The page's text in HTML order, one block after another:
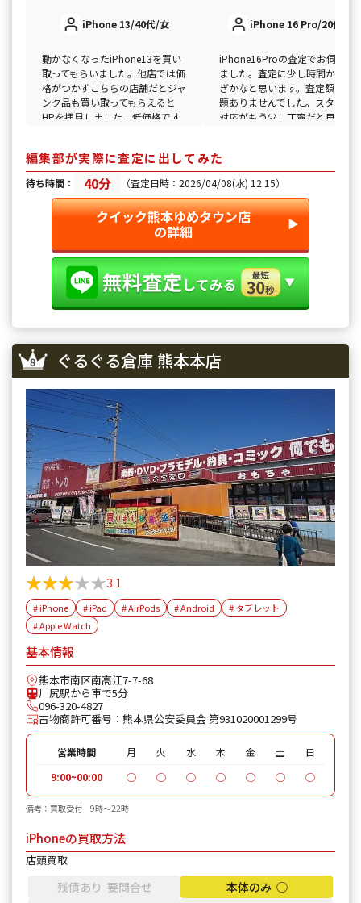
iPhone 13/40代/女
動かなくなったiPhone13を買い
取ってもらいました。他店では価
格がつかずこちらの店舗だとジャ
ンク品も買い取ってもらえると
HPを拝見しました。低価格です
iPhone 16 Pro/20代/男
iPhone16Proの査定でお伺いし
ました。査定に少し時間かかり
ぎかなと思います。査定額には
題ありませんでした。スタッフ
対応がもう少し丁寧だと良かっ
編集部が実際に査定に出してみた
待ち時間： 40分 （査定日時：2026/04/08(水) 12:15）
クイック熊本ゆめタウン店
の詳細 ▶︎
ぐるぐる倉庫 熊本本店
★★★★★
★★★★★3.1
# iPhone # iPad # AirPods # Android
# タブレット
# Apple Watch
基本情報
熊本市南区南高江7-7-68
川尻駅から車で5分
096-320-4827
古物商許可番号：熊本県公安委員会 第931020001299号
営業時間 月 火 水 木 金 土
日
9:00~00:00
◯ ◯ ◯ ◯ ◯ ◯ ◯
備考：買取受付 9時〜22時
iPhoneの買取方法
店頭買取
残債あり 要問合せ
本体のみ ◯